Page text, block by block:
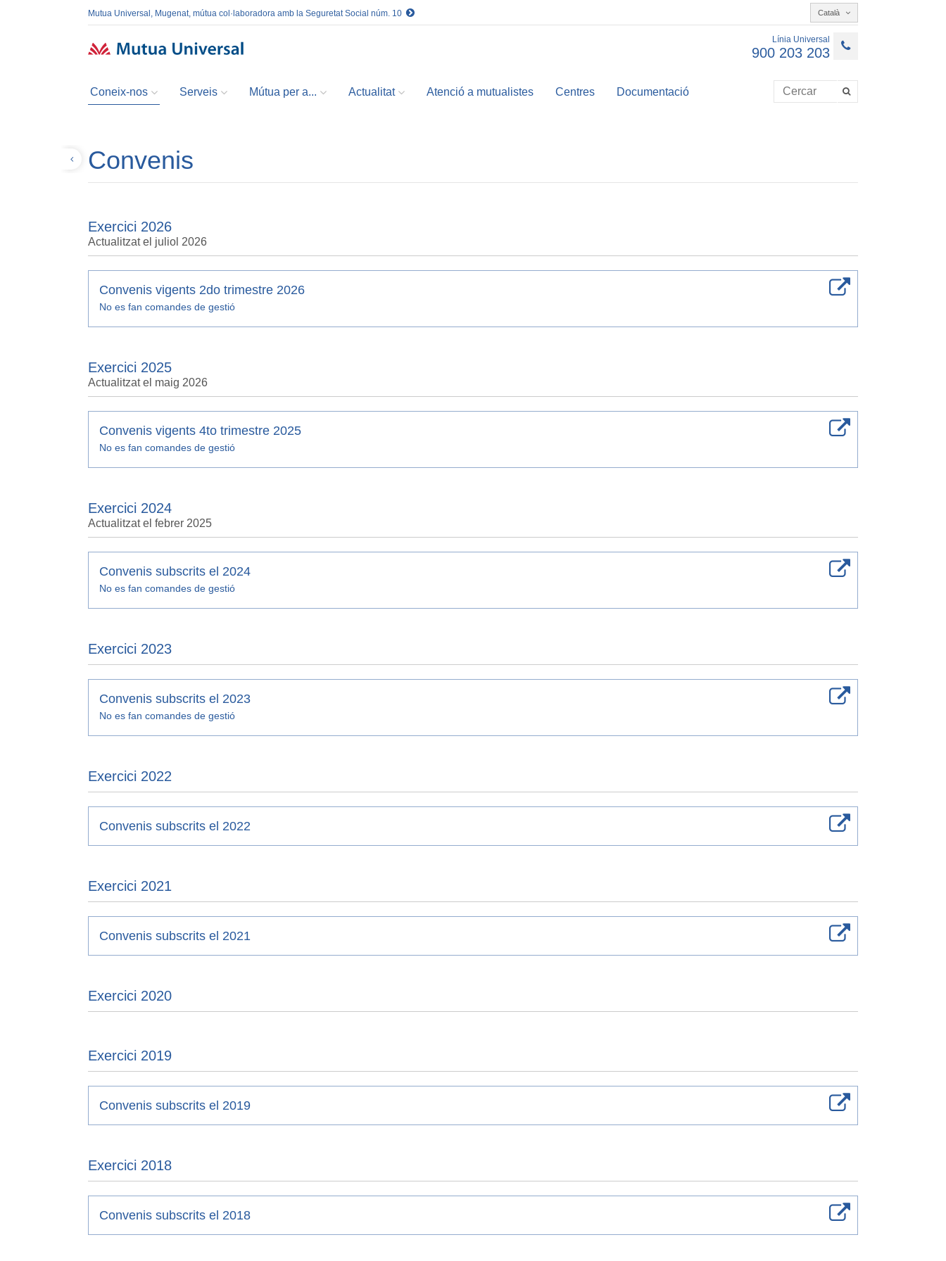
Mutua Universal, Mugenat, mútua col·laboradora amb la Seguretat Social núm. 10 Català
Línia Universal
900 203 203
Coneix-nos Serveis Mútua per a... Actualitat Atenció a mutualistes Centres Documentació
Convenis
Exercici 2026
Actualitzat el juliol 2026
Convenis vigents 2do trimestre 2026
No es fan comandes de gestió
Exercici 2025
Actualitzat el maig 2026
Convenis vigents 4to trimestre 2025
No es fan comandes de gestió
Exercici 2024
Actualitzat el febrer 2025
Convenis subscrits el 2024
No es fan comandes de gestió
Exercici 2023
Convenis subscrits el 2023
No es fan comandes de gestió
Exercici 2022
Convenis subscrits el 2022
Exercici 2021
Convenis subscrits el 2021
Exercici 2020
Exercici 2019
Convenis subscrits el 2019
Exercici 2018
Convenis subscrits el 2018